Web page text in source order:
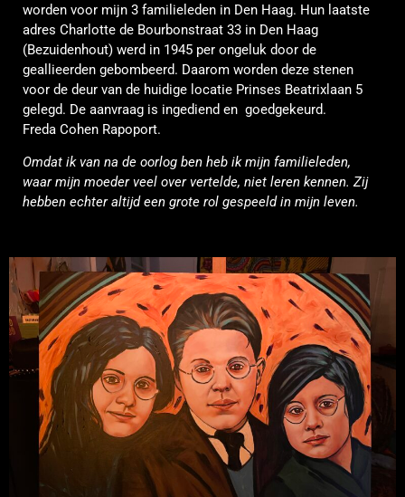
worden voor mijn 3 familieleden in Den Haag. Hun laatste
adres Charlotte de Bourbonstraat 33 in Den Haag
(Bezuidenhout) werd in 1945 per ongeluk door de
geallieerden gebombeerd. Daarom worden deze stenen
voor de deur van de huidige locatie Prinses Beatrixlaan 5
gelegd. De aanvraag is ingediend en goedgekeurd.
Freda Cohen Rapoport.
Omdat ik van na de oorlog ben heb ik mijn familieleden,
waar mijn moeder veel over vertelde, niet leren kennen. Zij
hebben echter altijd een grote rol gespeeld in mijn leven.